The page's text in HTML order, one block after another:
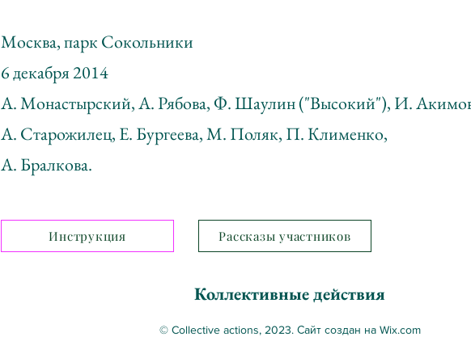
Москва, парк Сокольники
6 декабря 2014
А. Монастырский, А. Рябова, Ф. Шаулин ("Высокий"), И.
А. Старожилец, Е. Бургеева, М. Поляк, П. Клименко,
А. Бралкова.
Инструкция Рассказы участников
Коллективные действия
© Collective actions, 2023. Сайт создан на Wix.com